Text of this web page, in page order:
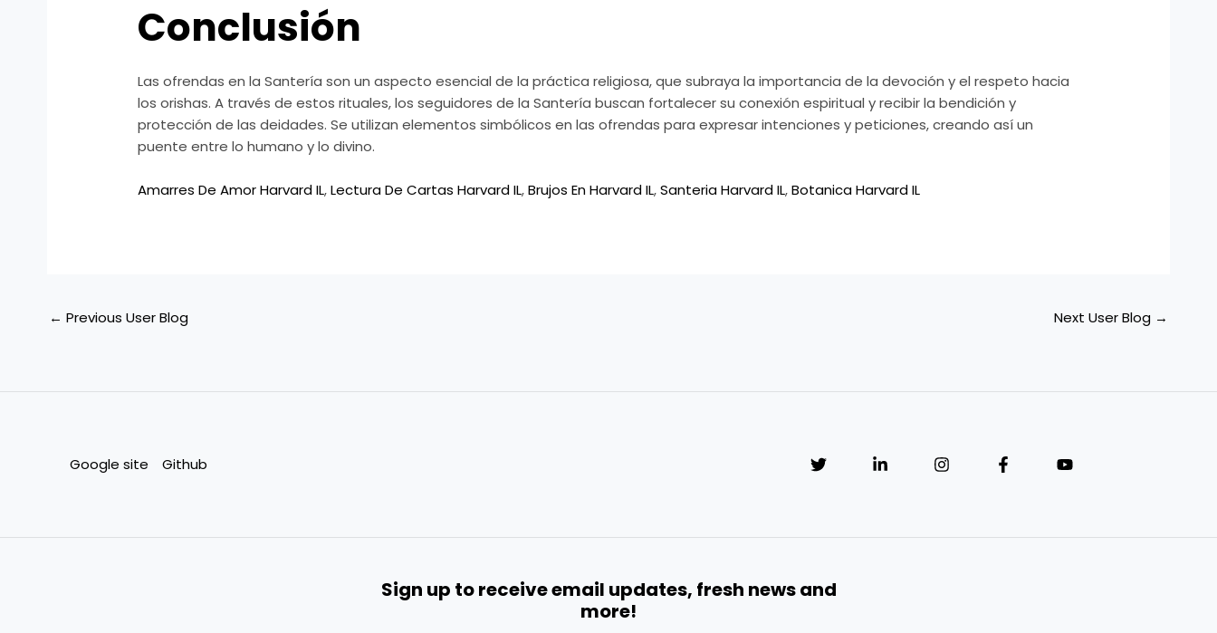
Conclusión
Las ofrendas en la Santería son un aspecto esencial de la práctica religiosa, que subraya la importancia de la devoción y el respeto hacia
los orishas. A través de estos rituales, los seguidores de la Santería buscan fortalecer su conexión espiritual y recibir la bendición y
protección de las deidades. Se utilizan elementos simbólicos en las ofrendas para expresar intenciones y peticiones, creando así un
puente entre lo humano y lo divino.
Amarres De Amor Harvard IL,Lectura De Cartas Harvard IL,Brujos En Harvard IL,Santeria Harvard IL,Botanica Harvard IL
← Previous User Blog Next User Blog →
Google site Github
Sign up to receive email updates, fresh news and
more!